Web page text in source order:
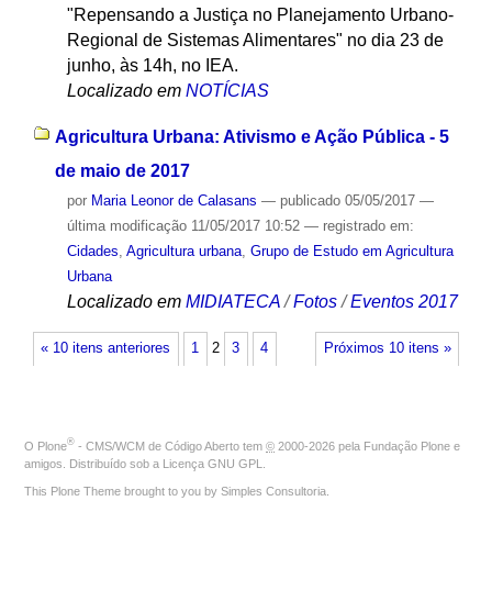
"Repensando a Justiça no Planejamento Urbano-
Regional de Sistemas Alimentares" no dia 23 de
junho, às 14h, no IEA.
Localizado em NOTÍCIAS
Agricultura Urbana: Ativismo e Ação Pública - 5
de maio de 2017
por Maria Leonor de Calasans — publicado05/05/2017 —
última modificação11/05/2017 10:52 — registrado em:
Cidades, Agricultura urbana, Grupo de Estudo em Agricultura
Urbana
Localizado em MIDIATECA /Fotos /Eventos 2017
« 10 itens anteriores Próximos 10 itens »
1 2 3 4
O Plone® - CMS/WCM de Código Aberto tem © 2000-2026 pela Fundação Plone e
amigos. Distribuído sob a Licença GNU GPL
This Plone Theme brought to you by Simples Consultoria